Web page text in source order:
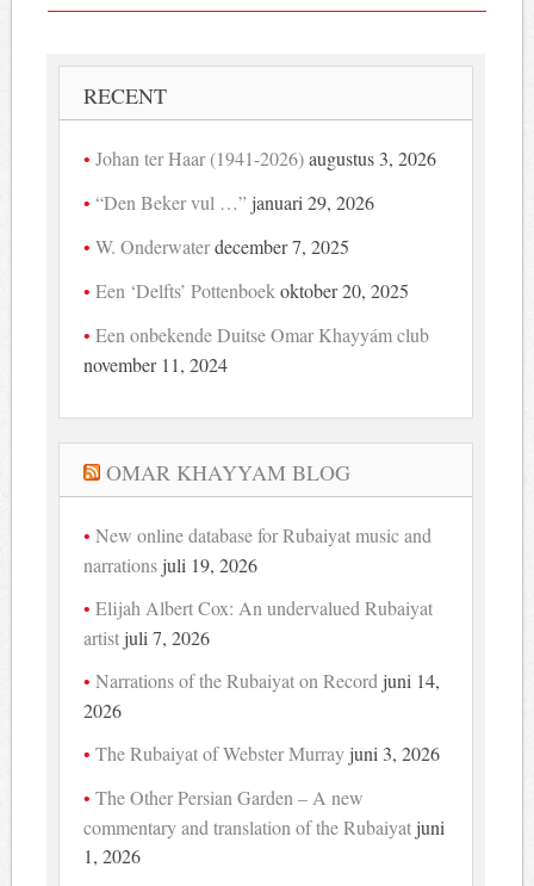
RECENT
Johan ter Haar (1941-2026) augustus 3, 2026
“Den Beker vul …” januari 29, 2026
W. Onderwaterdecember 7, 2025
Een ‘Delfts’ Pottenboek oktober 20, 2025
Een onbekende Duitse Omar Khayyám club
november 11, 2024
OMAR KHAYYAM BLOG
New online database for Rubaiyat music and
narrations juli 19, 2026
Elijah Albert Cox: An undervalued Rubaiyat
artist juli 7, 2026
Narrations of the Rubaiyat on Record juni 14,
2026
The Rubaiyat of Webster Murray juni 3, 2026
The Other Persian Garden – A new
commentary and translation of the Rubaiyat juni
1, 2026